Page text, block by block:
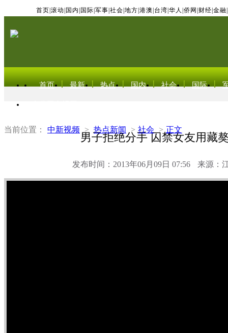
首页 滚动 国内 国际 军事 社会 地方 港澳 台湾 华人 侨网 财经 金融
首页 最新 热点 国内 社会 国际
当前位置： 中新视频 > 热点新闻 > 社会 > 正文
男子拒绝分手 囚禁女友用藏
发布时间：2013年06月09日 07:56 来源：